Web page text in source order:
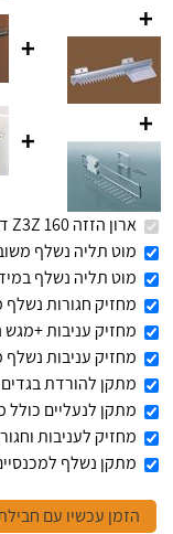
+
+
+
+
ארון הזזה 160 Z3Z דומינו רא
מוט תליה נשלף משובח
מוט תליה נשלף
מחזיק חגורות נשלף
מחזיק עניבות +מגש
מחזיק עניבות נשלף
מתקן להורדת בגדים
מתקן לנעליים כולל
מחזיק לעניבות וחגורות
מתקן נשלף למכנסיים
הזמן עכשיו עם